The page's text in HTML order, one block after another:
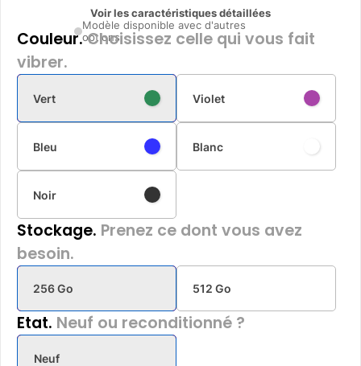
Voir les caractéristiques détaillées
Modèle disponible avec d'autres
options
Couleur.Choisissez celle qui vous fait
vibrer.
Vert Violet
Bleu Blanc
Noir
Stockage. Prenez ce dont vous avez
besoin.
256 Go 512 Go
Etat. Neuf ou reconditionné ?
Neuf